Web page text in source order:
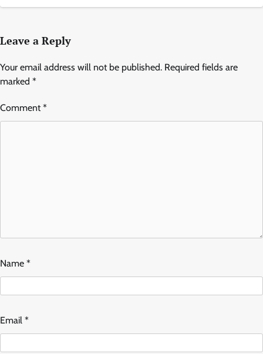
Leave a Reply
Your email address will not be published. Required fields are
marked *
Comment*
Name *
Email *